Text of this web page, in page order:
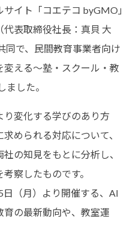
イト「コエテコ byGMO」
表取締役社長：真貝 大
同で、民間教育事業者向け
える〜塾・スクール・教
した。
変化する学びのあり方
められる対応について、
の知見をもとに分析し、
察したものです。
（月）より開催する、AI
の最新動向や、教室運